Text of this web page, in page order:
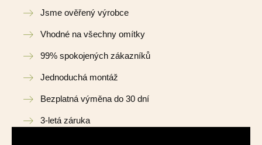
Jsme ověřený výrobce
Vhodné na všechny omítky
99% spokojených zákazníků
Jednoduchá montáž
Bezplatná výměna do 30 dní
3-letá záruka